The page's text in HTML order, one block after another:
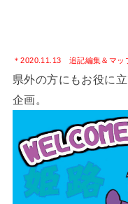
＊2020.11.13 追記編集＆マッ
県外の方にもお役に
企画。